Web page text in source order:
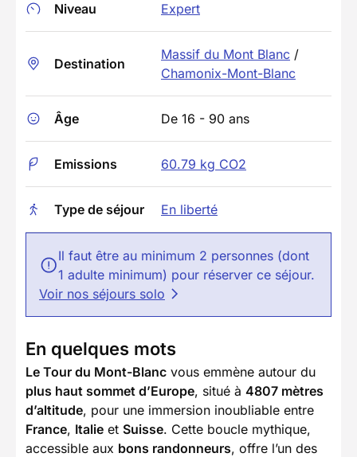
Niveau Expert
Destination
Massif du Mont Blanc /
Chamonix-Mont-Blanc
Âge De 16 - 90 ans
Emissions 60.79 kg CO2
Type de séjour En liberté
Il faut être au minimum 2 personnes (dont
1 adulte minimum) pour réserver ce séjour.
Voir nos séjours solo
En quelques mots
Le Tour du Mont-Blanc vous emmène autour du
plus haut sommet d’Europe, situé à 4807 mètres
d’altitude, pour une immersion inoubliable entre
France, Italie et Suisse. Cette boucle mythique,
accessible aux bons randonneurs, offre l’un des